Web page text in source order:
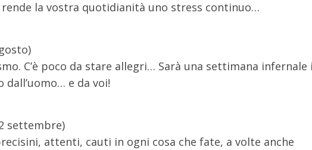
la vostra quotidianità uno stress continuo…
C’è poco da stare allegri… Sarà una settimana infernale
e da voi!
settembre)
attenti, cauti in ogni cosa che fate, a volte anche